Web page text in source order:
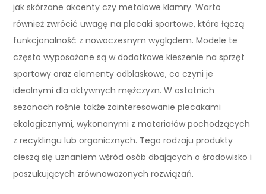
jak skórzane akcenty czy metalowe klamry. Warto
również zwrócić uwagę na plecaki sportowe, które łączą
funkcjonalność z nowoczesnym wyglądem. Modele te
często wyposażone są w dodatkowe kieszenie na sprzęt
sportowy oraz elementy odblaskowe, co czyni je
idealnymi dla aktywnych mężczyzn. W ostatnich
sezonach rośnie także zainteresowanie plecakami
ekologicznymi, wykonanymi z materiałów pochodzących
z recyklingu lub organicznych. Tego rodzaju produkty
cieszą się uznaniem wśród osób dbających o środowisko i
poszukujących zrównoważonych rozwiązań.